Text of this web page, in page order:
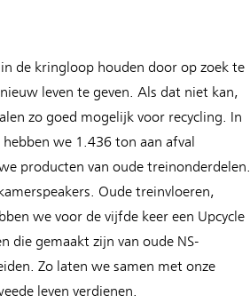
de kringloop houden door op zoek te
leven te geven. Als dat niet kan,
zo goed mogelijk voor recycling. In
we 1.436 ton aan afval
producten van oude treinonderdelen.
Oude treinvloeren,
we voor de vijfde keer een Upcycle
die gemaakt zijn van oude NS-
Zo laten we samen met onze
leven verdienen.